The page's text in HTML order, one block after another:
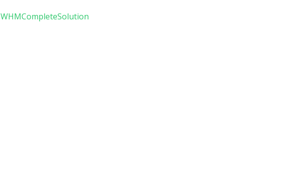
WHMCompleteSolution